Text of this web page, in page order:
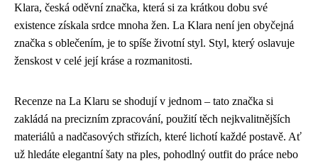
Klara, česká oděvní značka, která si za krátkou dobu své
existence získala srdce mnoha žen. La Klara není jen obyčejná
značka s oblečením, je to spíše životní styl. Styl, který oslavuje
ženskost v celé její kráse a rozmanitosti.
Recenze na La Klaru se shodují v jednom – tato značka si
zakládá na precizním zpracování, použití těch nejkvalitnějších
materiálů a nadčasových střizích, které lichotí každé postavě. Ať
už hledáte elegantní šaty na ples, pohodlný outfit do práce nebo